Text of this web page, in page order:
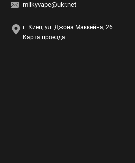
milkyvape@ukr.net
г. Киев, ул. Джона Маккейна, 26
Карта проезда